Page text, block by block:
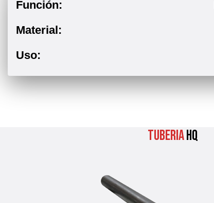
Función:
Material:
Uso:
TuberiaHQ